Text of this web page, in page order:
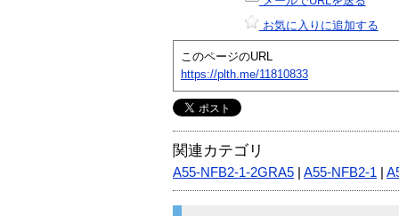
お気に入りに追加する
このページのURL
https://plth.me/11810833
関連カテゴリ
A55-NFB2-1-2GRA5 A55-NFB2-1